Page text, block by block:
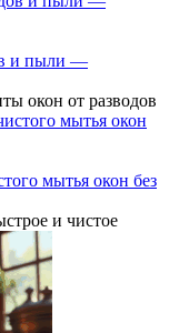
и пыли —
окон от разводов
мытья окон без
и чистое